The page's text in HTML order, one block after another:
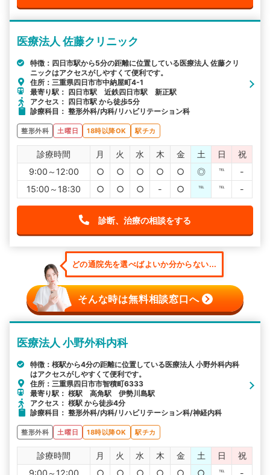
医療法人 佐藤クリニック
特徴：四日市駅から5分の距離に位置している医療法人 佐藤クリ
ニックはアクセスがしやすくて便利です。
住所：三重県四日市市中納屋町4-1
最寄り駅： 四日市駅 近鉄四日市駅 新正駅
アクセス： 四日市駅 から徒歩5分
診療科目： 整形外科/内科/リハビリテーション科
整形外科 土曜日 18時以降OK 駅チカ
診療時間 月 火 水 木 金 土 日
祝
9:00～12:00
○ ○ ○ ○ ○ ◎ ℡
-
15:00～18:30
○ ○ ○ - ○ ℡ ℡ -
診断、治療の相談をする
どの通院先を選べばよいか分からない...
そんな時は無料相談窓口へ
医療法人 小野外科内科
特徴：桜駅から4分の距離に位置している医療法人 小野外科内科
はアクセスがしやすくて便利です。
住所：三重県四日市市智積町6333
最寄り駅： 桜駅 高角駅 伊勢川島駅
アクセス： 桜駅 から徒歩4分
診療科目： 整形外科/内科/リハビリテーション科/神経内科
整形外科 土曜日 18時以降OK 駅チカ
診療時間 月 火 水 木 金 土 日
祝
9:00～12:00
○ ○ ○ ○ ○ ○ ℡ -